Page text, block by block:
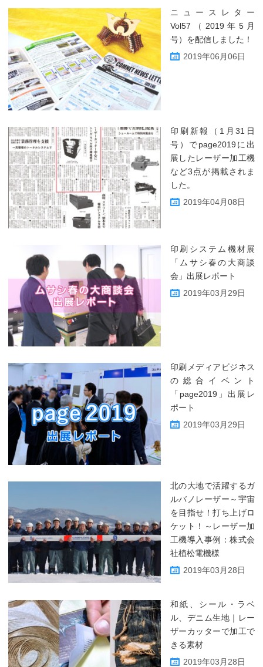
ニュースレター
Vol57（2019年5月
号）を配信しました！
2019年06月06日
印刷新報（1月31日
号）でpage2019に出
展したレーザー加工機
など3点が掲載されま
した。
2019年04月08日
印刷システム機材展
「ムサシ春の大商談
会」出展レポート
2019年03月29日
印刷メディアビジネス
の総合イベント
「page2019」出展レ
ポート
2019年03月29日
北の大地で活躍するガ
ルバノレーザー～宇宙
を目指せ！打ち上げロ
ケット！～レーザー加
工機導入事例：株式会
社植松電機様
2019年03月28日
和紙、シール・ラベ
ル、デニム生地｜レー
ザーカッターで加工で
きる素材
2019年03月28日